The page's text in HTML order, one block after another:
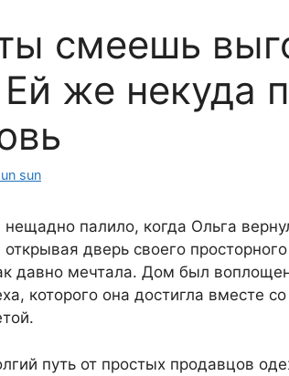
смеешь
же некуда
sun
палило, когда Ольга
открывая дверь своего
давно мечтала. Дом был
которого она достигла вместе
путь от простых продавцов